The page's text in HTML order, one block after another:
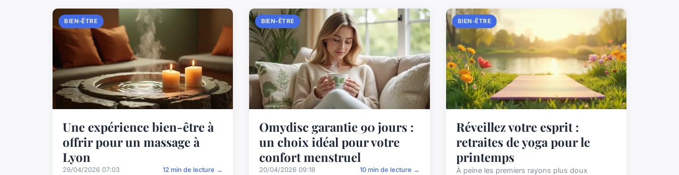
BIEN-ÊTRE
Une expérience bien-être à
offrir pour un massage à
Lyon
29/04/2026 07:03 12 min de lecture →
BIEN-ÊTRE
Omydisc garantie 90 jours :
un choix idéal pour votre
confort menstruel
20/04/2026 09:18 10 min de lecture →
BIEN-ÊTRE
Réveillez votre esprit :
retraites de yoga pour le
printemps
À peine les premiers rayons plus doux